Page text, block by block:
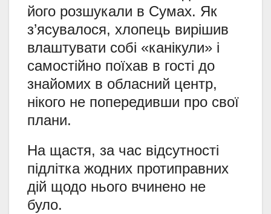
його розшукали в Сумах. Як
з’ясувалося, хлопець вирішив
влаштувати собі «канікули» і
самостійно поїхав в гості до
знайомих в обласний центр,
нікого не попередивши про свої
плани.
На щастя, за час відсутності
підлітка жодних протиправних
дій щодо нього вчинено не
було.